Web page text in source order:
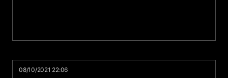
08/10/2021 22:06